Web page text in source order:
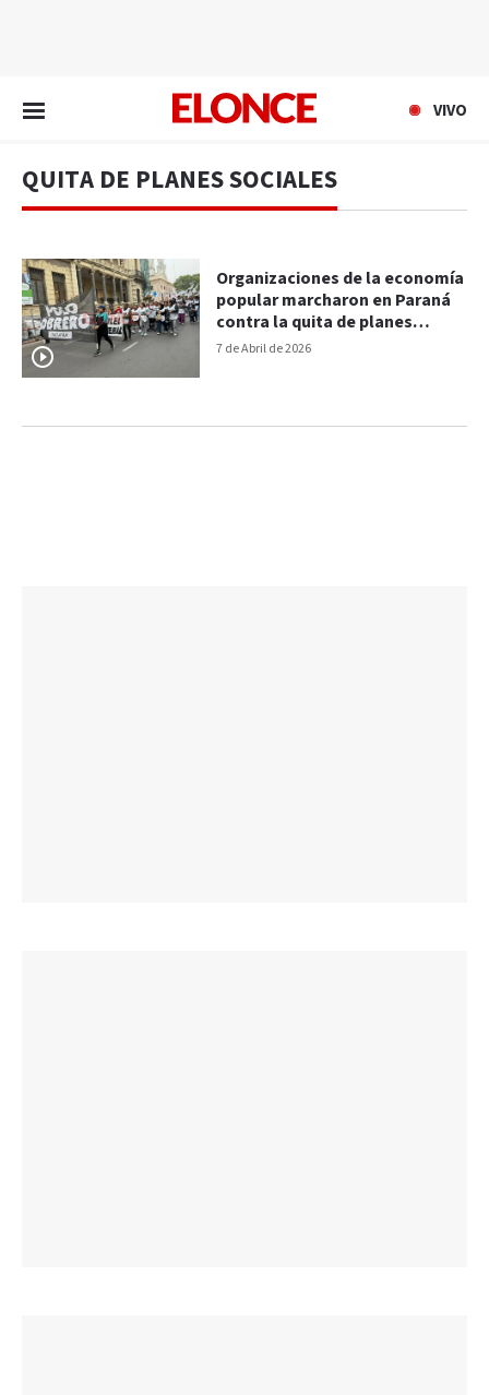
VIVO
QUITA DE PLANES SOCIALES
7 de Abril de 2026
Organizaciones de la economía
popular marcharon en Paraná
contra la quita de planes
sociales